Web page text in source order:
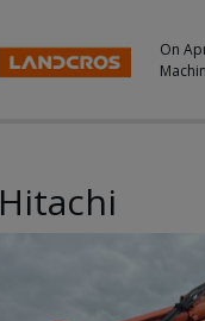
On
Hitachi